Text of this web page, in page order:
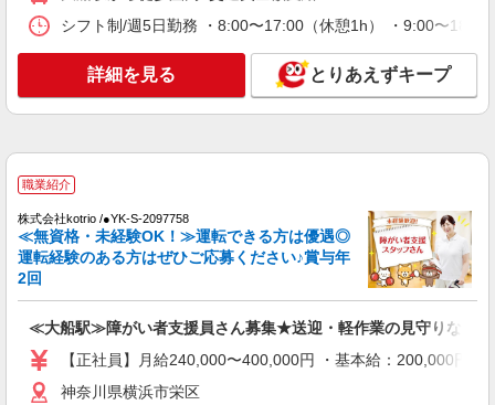
≪大船駅≫高月給24万〜/賞与年2回｜就労支援
施設
【正社員】月給240,000〜400,000円 ・基本
（上記給与とは別に支給） 下記資格をお持ちの方
歓迎 ・認知症介護基礎研修 ・初任者研修 ・実務
者研修 ・介護福祉士 など
派遣社員
株式会社kotrio /●YK-H-1674778
【本郷台駅】障がい者施設STAFF★履歴書不
要、面接なしで即勤務もOK
時給1600円〜2250円 ＜日払い有/週払い有/交
シフト制/週5日勤務 ・8:00〜17:00（休憩1h） ・9:00〜
詳細を見る とりあえずキープ
職業紹介
株式会社kotrio /●YK-S-2097758
≪無資格・未経験OK！≫運転できる方は優遇◎
運転経験のある方はぜひご応募ください♪賞与年
2回
≪大船駅≫障がい者支援員さん募集★送迎・軽作業の見守りなど
【正社員】月給240,000〜400,000円 ・基本給：200,000円
神奈川県横浜市栄区